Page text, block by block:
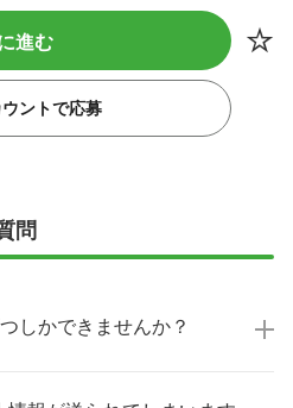
進む
ントで応募
問
しかできませんか？